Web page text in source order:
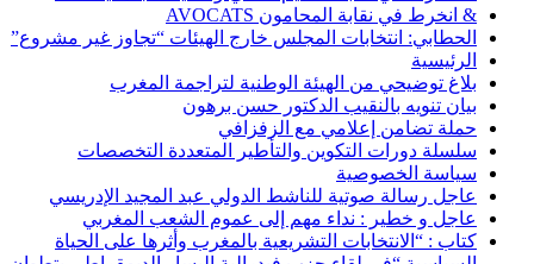
& انخرط في نقابة المحامون AVOCATS
الحطابي: انتخابات المجلس خارج الهيئات “تجاوز غير مشروع”
الرئيسية
بلاغ توضيحي من الهيئة الوطنية لتراجمة المغرب
بيان تنويه بالنقيب الدكتور حسن برهون
حملة تضامن إعلامي مع الزفزافي
سلسلة دورات التكوين والتأطير المتعددة التخصصات
سياسة الخصوصية
عاجل رسالة صوتية للناشط الدولي عبد المجيد الإدريسي
عاجل و خطير : نداء مهم إلى عموم الشعب المغربي
كتاب : “الانتخابات التشريعية بالمغرب وأثرها على الحياة